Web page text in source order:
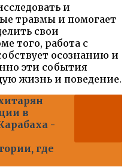
и
травмы и помогает
свои
того, работа с
осознанию и
эти события
жизнь и поведение.
в
-
где